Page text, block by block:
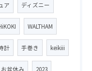
ア ディズニー
WALTHAM
計 手巻き keikiii
お盆休み 2023